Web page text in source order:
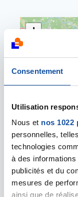
Consentement
Utilisation
Nous et nos 1022
personnelles,
technologies
à des
publicités et du
mesures de
ainsi que de
+